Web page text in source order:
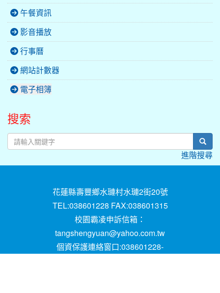
午餐資訊
影音播放
行事曆
網站計數器
電子相簿
搜索
進階搜尋
花蓮縣壽豐鄉水璉村水璉2街20號
TEL:038601228 FAX:038601315
校園霸凌申訴信箱：
tangshengyuan@yahoo.com.tw
個資保護連絡窗口:038601228-